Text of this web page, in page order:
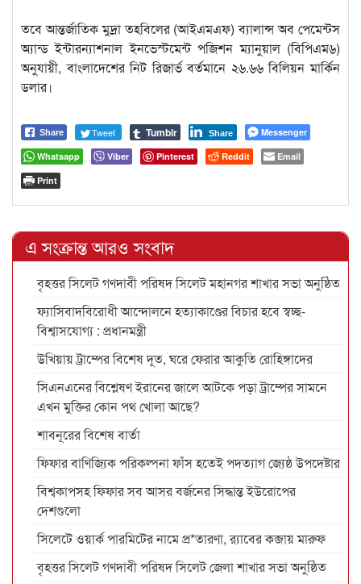
তবে আন্তর্জাতিক মুদ্রা তহবিলের (আইএমএফ) ব্যালান্স অব পেমেন্টস
অ্যান্ড ইন্টারন্যাশনাল ইনভেস্টমেন্ট পজিশন ম্যানুয়াল (বিপিএম৬)
অনুযায়ী, বাংলাদেশের নিট রিজার্ভ বর্তমানে ২৬.৬৬ বিলিয়ন মার্কিন
ডলার।
Share Tweet Tumblr Share
Messenger
Whatsapp
Viber Pinterest Reddit
Email
Print
এ সংক্রান্ত আরও সংবাদ
বৃহত্তর সিলেট গণদাবী পরিষদ সিলেট মহানগর শাখার সভা অনুষ্ঠিত
ফ্যাসিবাদবিরোধী আন্দোলনে হত্যাকাণ্ডের বিচার হবে স্বচ্ছ-
বিশ্বাসযোগ্য : প্রধানমন্ত্রী
উখিয়ায় ট্রাম্পের বিশেষ দূত, ঘরে ফেরার আকুতি রোহিঙ্গাদের
সিএনএনের বিশ্লেষণ ইরানের জালে আটকে পড়া ট্রাম্পের সামনে
এখন মুক্তির কোন পথ খোলা আছে?
শাবনূরের বিশেষ বার্তা
ফিফার বাণিজ্যিক পরিকল্পনা ফাঁস হতেই পদত্যাগ জ্যেষ্ঠ উপদেষ্টার
বিশ্বকাপসহ ফিফার সব আসর বর্জনের সিদ্ধান্ত ইউরোপের
দেশগুলো
সিলেটে ওয়ার্ক পারমিটের নামে প্র*তারণা, র‌্যাবের কব্জায় মারুফ
বৃহত্তর সিলেট গণদাবী পরিষদ সিলেট জেলা শাখার সভা অনুষ্ঠিত